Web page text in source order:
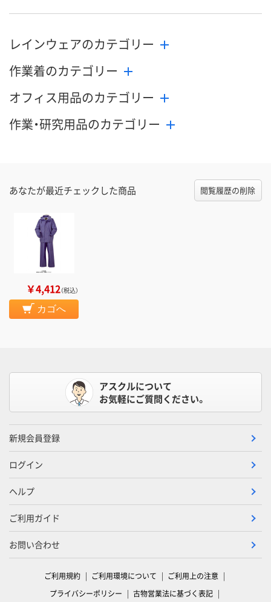
レインウェアのカテゴリー
作業着のカテゴリー
オフィス用品のカテゴリー
作業・研究用品のカテゴリー
あなたが最近チェックした商品 閲覧履歴の削除
￥4,412（税込）
カゴへ
アスクルについて
お気軽にご質問ください。
新規会員登録
ログイン
ヘルプ
ご利用ガイド
お問い合わせ
ご利用規約 ご利用環境について
ご利用上の注意
プライバシーポリシー
古物営業法に基づく表記